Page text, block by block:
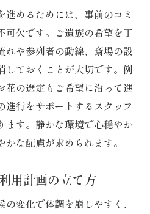
進めるためには、事前のコミ
可欠です。ご遺族の希望を丁
れや参列者の動線、斎場の設
しておくことが大切です。例
花の選定もご希望に沿って進
進行をサポートするスタッフ
ます。静かな環境で心穏やか
な配慮が求められます。
用計画の立て方
変化で体調を崩しやすく、